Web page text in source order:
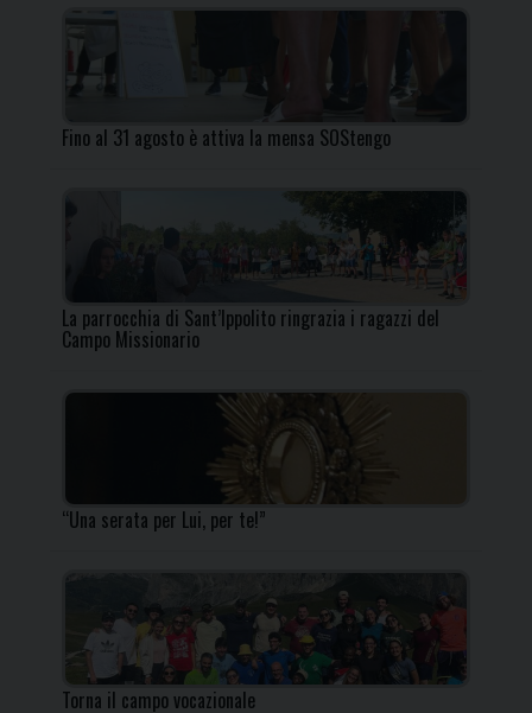
Fino al 31 agosto è attiva la mensa SOStengo
La parrocchia di Sant’Ippolito ringrazia i ragazzi del
Campo Missionario
“Una serata per Lui, per te!”
Torna il campo vocazionale